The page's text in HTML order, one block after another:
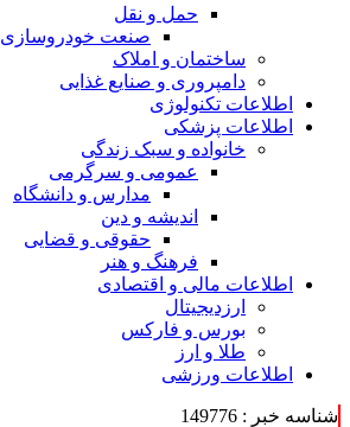
حمل و نقل
صنعت خودروسازی
ساختمان و املاک
دامپروری و صنایع غذایی
اطلاعات تکنولوژی
اطلاعات پزشکی
خانواده و سبک زندگی
عمومی و سرگرمی
مدارس و دانشگاه
اندیشه و دین
حقوقی و قضایی
فرهنگ و هنر
اطلاعات مالی و اقتصادی
ارزدیجیتال
بورس و فارکس
طلا و ارز
اطلاعات ورزشی
شناسه خبر : 149776